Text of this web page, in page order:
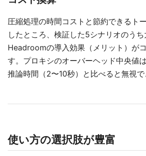
圧縮処理の時間コストと節約できるト
したところ、検証した5シナリオのうち
Headroomの導入効果（メリット）が
す。プロキシのオーバーヘッド中央値
推論時間（2〜10秒）と比べると無視で
使い方の選択肢が豊富